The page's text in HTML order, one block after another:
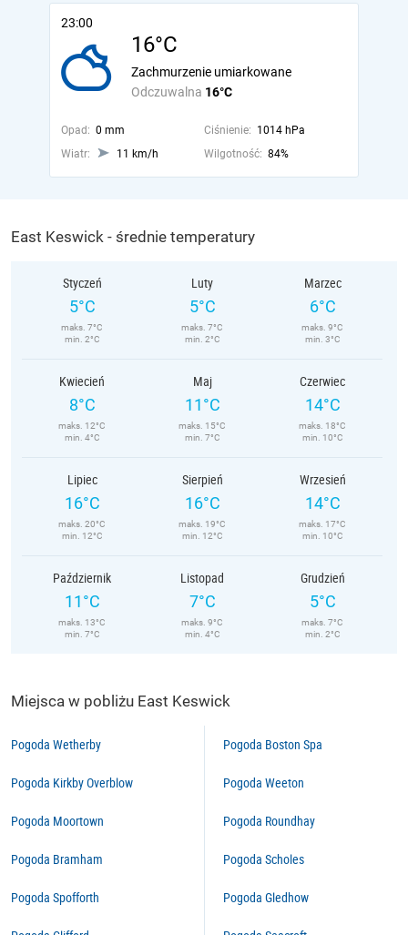
23:00
16°C
Odczuwalna 16°C
Zachmurzenie umiarkowane
Opad: 0 mm Ciśnienie: 1014 hPa
Wiatr:
11 km/h Wilgotność: 84%
East Keswick - średnie temperatury
Styczeń
5°C
maks. 7°C
min. 2°C
Luty
5°C
maks. 7°C
min. 2°C
Marzec
6°C
maks. 9°C
min. 3°C
Kwiecień
8°C
maks. 12°C
min. 4°C
Maj
11°C
maks. 15°C
min. 7°C
Czerwiec
14°C
maks. 18°C
min. 10°C
Lipiec
16°C
maks. 20°C
min. 12°C
Sierpień
16°C
maks. 19°C
min. 12°C
Wrzesień
14°C
maks. 17°C
min. 10°C
Październik
11°C
maks. 13°C
min. 7°C
Listopad
7°C
maks. 9°C
min. 4°C
Grudzień
5°C
maks. 7°C
min. 2°C
Miejsca w pobliżu East Keswick
Pogoda Wetherby
Pogoda Kirkby Overblow
Pogoda Moortown
Pogoda Bramham
Pogoda Spofforth
Pogoda Boston Spa
Pogoda Weeton
Pogoda Roundhay
Pogoda Scholes
Pogoda Gledhow